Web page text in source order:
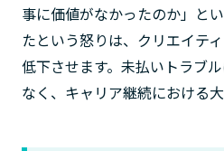
事に価値がなかったのか」と
たという怒りは、クリエイテ
低下させます。未払いトラブ
なく、キャリア継続における